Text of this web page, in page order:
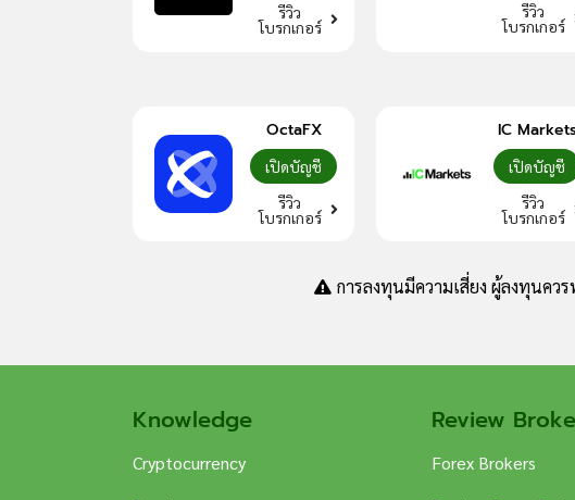
รีวิว
โบรกเกอร์
รีวิว
โบรกเกอร์
OctaFX
เปิดบัญชี
รีวิว
โบรกเกอร์
IC
เปิดบัญชี
รีวิว
โบรกเกอร์
การลงทุนมีความเสี่ยง ผู้ลงทุนคว
Knowledge
Cryptocurrency
Review
Forex Brokers